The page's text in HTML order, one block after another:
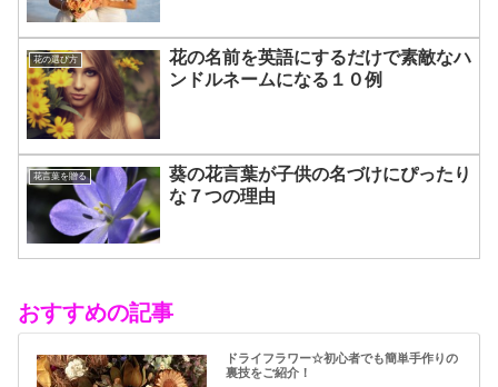
花の選び方
花の名前を英語にするだけで素敵なハ
ンドルネームになる１０例
花言葉を贈る
葵の花言葉が子供の名づけにぴったり
な７つの理由
おすすめの記事
ドライフラワー☆初心者でも簡単手作りの
裏技をご紹介！